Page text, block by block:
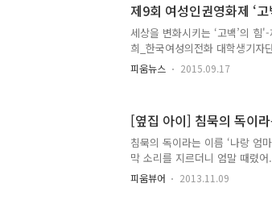
난임 클리닉을 오가며 임신을 기
기뻤고 행복했으나, 확실히 오
임신으로 인한 두려움과 불안이
시 그..
제9회 여성인권영화제 ‘
세상을 변화시키는 ‘고백’의 힘
희_한국여성의전화 대학생기자
가 올해는 ‘고백의 방향’이라는
아니라는 걸 보여주듯 오프닝
공연에 집중하는 가운데, 9월
인권영화제의 막이 올랐다. 올
화제 고미경, 손명희, 오영란 집
온..
피움뉴스 2015.09.17
[옆집 아이] 침묵의 독이
침묵의 독이라는 이름 ‘나랑 엄
막 소리를 지르더니 엄말 때렸
그런 것 같아...’ 언젠가 한 친구
까지도 그녀가 했던 말을 기억
피움뷰어 2013.11.09